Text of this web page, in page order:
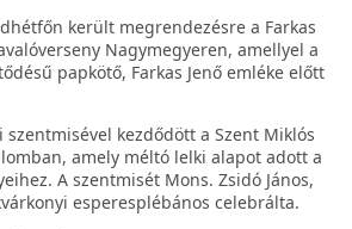
került megrendezésre a Farkas
Nagymegyeren, amellyel a
papkötő, Farkas Jenő emléke előtt
kezdődött a Szent Miklós
amely méltó lelki alapot adott a
A szentmisét Mons. Zsidó János,
esperesplébános celebrálta.